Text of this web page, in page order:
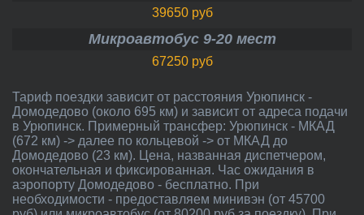
39650 руб
Микроавтобус 9-20 мест
67250 руб
Тариф поездки зависит от расстояния Урюпинск -
Домодедово (около 695 км) и зависит от адреса подачи
в Урюпинск. Примерный трансфер: Урюпинск - МКАД
(672 км) -> далее по кольцевой -> от МКАД до
Домодедово (23 км). Цена, названная диспетчером,
окончательная и фиксированная. Час ожидания в
аэропорту Домодедово - бесплатно. При
необходимости - предоставляем минивэн (от 45700